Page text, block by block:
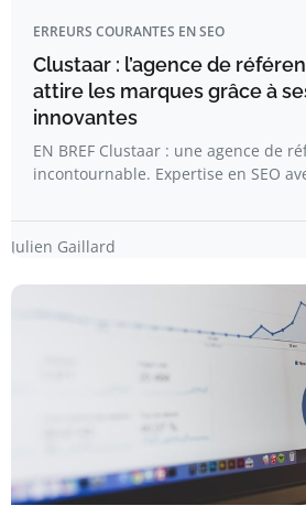
ERREURS COURANTES EN SEO
Clustaar : l’agence de
attire les marques grâce à
innovantes
EN BREF Clustaar : une agence de
incontournable. Expertise en SEO
Julien Gaillard